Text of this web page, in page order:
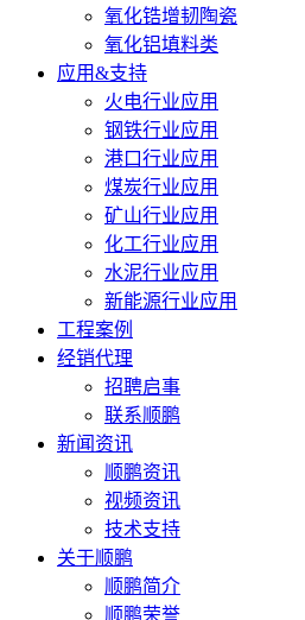
氧化锆增韧陶瓷
氧化铝填料类
应用&支持
火电行业应用
钢铁行业应用
港口行业应用
煤炭行业应用
矿山行业应用
化工行业应用
水泥行业应用
新能源行业应用
工程案例
经销代理
招聘启事
联系顺鹏
新闻资讯
顺鹏资讯
视频资讯
技术支持
关于顺鹏
顺鹏简介
顺鹏荣誉